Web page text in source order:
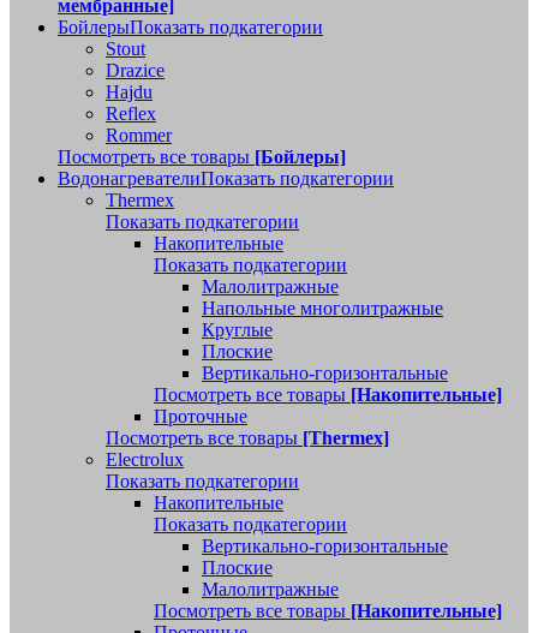
мембранные]
БойлерыПоказать подкатегории
Stout
Drazice
Hajdu
Reflex
Rommer
Посмотреть все товары [Бойлеры]
ВодонагревателиПоказать подкатегории
Thermex
Показать подкатегории
Накопительные
Показать подкатегории
Малолитражные
Напольные многолитражные
Круглые
Плоские
Вертикально-горизонтальные
Посмотреть все товары [Накопительные]
Проточные
Посмотреть все товары [Thermex]
Electrolux
Показать подкатегории
Накопительные
Показать подкатегории
Вертикально-горизонтальные
Плоские
Малолитражные
Посмотреть все товары [Накопительные]